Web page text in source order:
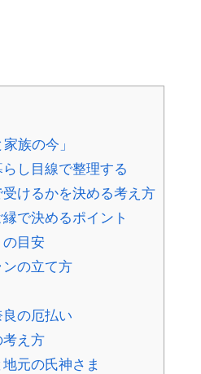
族の今」
し目線で整理する
けるかを決める考え方
で決めるポイント
目安
の立て方
の厄払い
え方
元の氏神さま